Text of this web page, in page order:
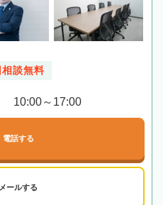
相談無料
10:00～17:00
電話する
メールする